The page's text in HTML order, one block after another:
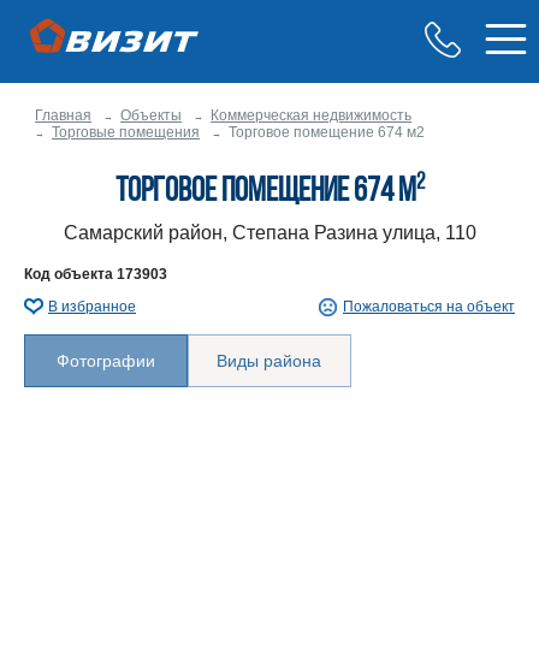
Главная Объекты
Коммерческая недвижимость
Торговые помещения
Торговое помещение 674 м2
Торговое помещение 674 м2
Самарский район, Степана Разина улица, 110
Код объекта 173903
В избранное
Пожаловаться на объект
Фотографии Виды района